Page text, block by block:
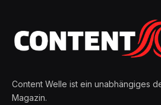
Content Welle ist ein unabhängiges
Magazin.